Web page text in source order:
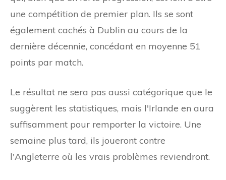
une compétition de premier plan. Ils se sont
également cachés à Dublin au cours de la
dernière décennie, concédant en moyenne 51
points par match.
Le résultat ne sera pas aussi catégorique que le
suggèrent les statistiques, mais l'Irlande en aura
suffisamment pour remporter la victoire. Une
semaine plus tard, ils joueront contre
l'Angleterre où les vrais problèmes reviendront.